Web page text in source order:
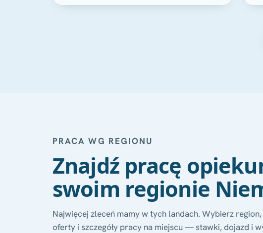
PRACA WG REGIONU
Znajdź pracę
swoim regionie
Najwięcej zleceń mamy w tych landach. Wybierz
oferty i szczegóły pracy na miejscu — stawki, dojazd i